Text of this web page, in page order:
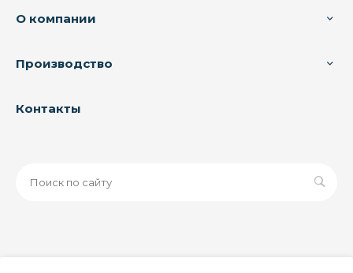
О компании
Производство
Контакты